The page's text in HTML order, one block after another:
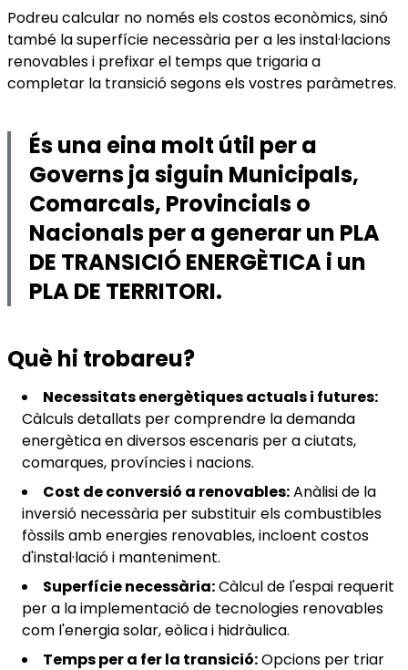
Podreu calcular no només els costos econòmics, sinó
també la superfície necessària per a les instal·lacions
renovables i prefixar el temps que trigaria a
completar la transició segons els vostres paràmetres.
És una eina molt útil per a
Governs ja siguin Municipals,
Comarcals, Provincials o
Nacionals per a generar un PLA
DE TRANSICIÓ ENERGÈTICA i un
PLA DE TERRITORI.
Què hi trobareu?
Necessitats energètiques actuals i futures:
Càlculs detallats per comprendre la demanda
energètica en diversos escenaris per a ciutats,
comarques, províncies i nacions.
Cost de conversió a renovables:Anàlisi de la
inversió necessària per substituir els combustibles
fòssils amb energies renovables, incloent costos
d'instal·lació i manteniment.
Superfície necessària:Càlcul de l'espai requerit
per a la implementació de tecnologies renovables
com l'energia solar, eòlica i hidràulica.
Temps per a fer la transició:Opcions per triar